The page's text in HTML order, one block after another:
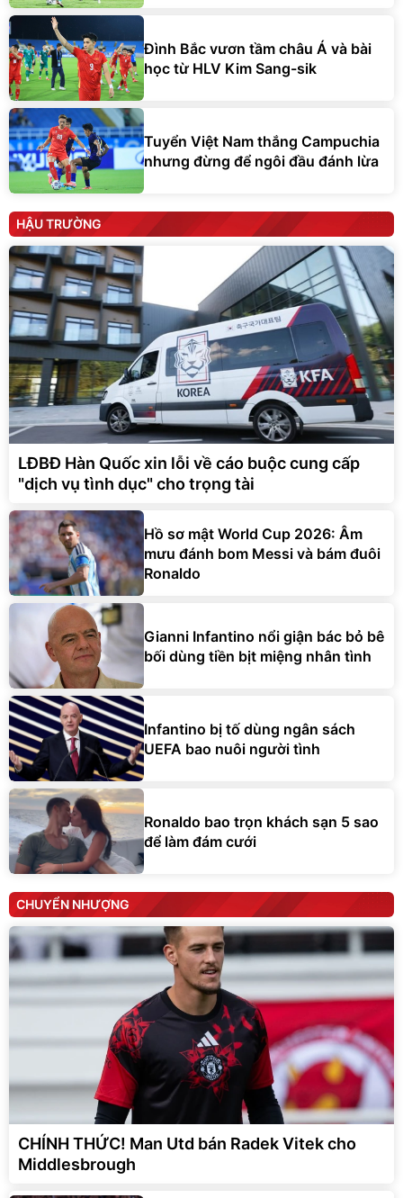
Đình Bắc vươn tầm châu Á và bài
học từ HLV Kim Sang-sik
Tuyển Việt Nam thắng Campuchia
nhưng đừng để ngôi đầu đánh lừa
HẬU TRƯỜNG
LĐBĐ Hàn Quốc xin lỗi về cáo buộc cung cấp
"dịch vụ tình dục" cho trọng tài
Hồ sơ mật World Cup 2026: Âm
mưu đánh bom Messi và bám đuôi
Ronaldo
Gianni Infantino nổi giận bác bỏ bê
bối dùng tiền bịt miệng nhân tình
Infantino bị tố dùng ngân sách
UEFA bao nuôi người tình
Ronaldo bao trọn khách sạn 5 sao
để làm đám cưới
CHUYỂN NHƯỢNG
CHÍNH THỨC! Man Utd bán Radek Vitek cho
Middlesbrough